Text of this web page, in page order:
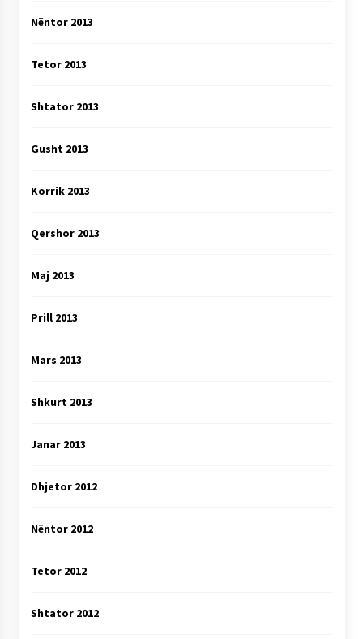
Nëntor 2013
Tetor 2013
Shtator 2013
Gusht 2013
Korrik 2013
Qershor 2013
Maj 2013
Prill 2013
Mars 2013
Shkurt 2013
Janar 2013
Dhjetor 2012
Nëntor 2012
Tetor 2012
Shtator 2012